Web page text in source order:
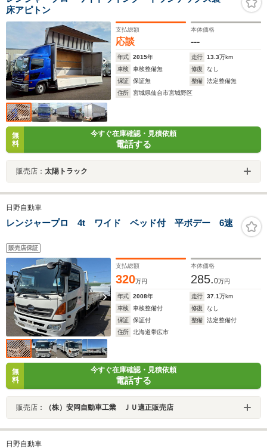
床アピトン
支払総額
応談
本体価格
---
年式 2015年 走行 13.3万km
車検
車検整備無 修復
なし
保証
保証無 整備
法定整備無
住所
宮城県仙台市宮城野区
無
料
今すぐ在庫確認・見積依頼
電話する
販売店： 太陽トラック
日野自動車
レンジャープロ 4t ワイド ベッド付 平ボデー 6速
販売店保証
支払総額
320万円
本体価格
285.0万円
年式 2008年 走行 37.1万km
車検
車検整備付 修復
なし
保証
保証付 整備
法定整備付
住所
北海道帯広市
無
料
今すぐ在庫確認・見積依頼
電話する
販売店： （株）安岡自動車工業 ＪＵ適正販売店
日野自動車